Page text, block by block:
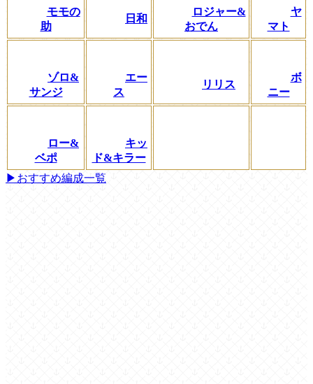
モモの
助
日和
ロジャー&
おでん
ヤ
マト
ゾロ&
サンジ
エー
ス
リリス
ボ
ニー
ロー&
ベポ
キッ
ド&キラー
▶おすすめ編成一覧